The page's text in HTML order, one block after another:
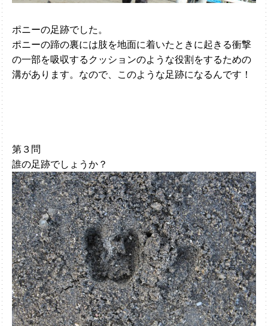
ポニーの足跡でした。
ポニーの蹄の裏には肢を地面に着いたときに起きる衝撃
の一部を吸収するクッションのような役割をするための
溝があります。なので、このような足跡になるんです！
第３問
誰の足跡でしょうか？